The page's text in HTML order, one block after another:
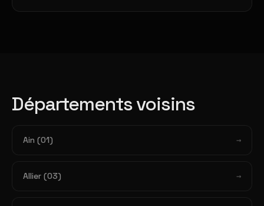
Départements voisins
Ain (01)
Allier (03)